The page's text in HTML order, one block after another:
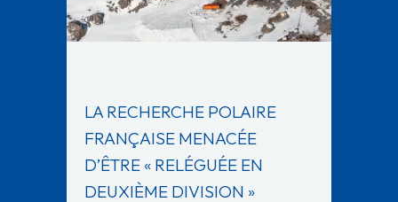
LA RECHERCHE POLAIRE
FRANÇAISE MENACÉE
D’ÊTRE « RELÉGUÉE EN
DEUXIÈME DIVISION »